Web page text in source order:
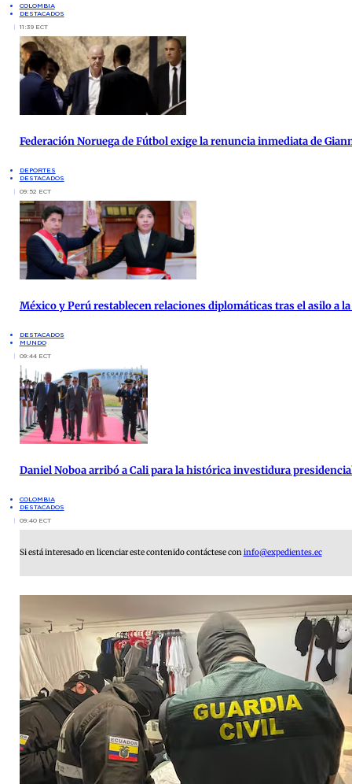
COLOMBIA
DESTACADOS
11:39 ECT
Federación Noruega de Fútbol exige la renuncia inmediata de
DEPORTES
DESTACADOS
09:52 ECT
México y Perú restablecen relaciones diplomáticas tras el asilo a
DESTACADOS
MUNDO
09:44 ECT
Daniel Noboa arribó a Cali para la histórica investidura
COLOMBIA
DESTACADOS
09:40 ECT
Si está interesado en licenciar este contenido contáctese coninfo@expedientes.ec